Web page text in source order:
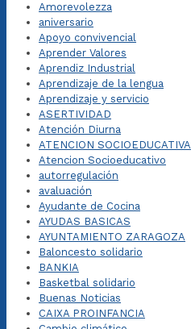
Amorevolezza
aniversario
Apoyo convivencial
Aprender Valores
Aprendiz Industrial
Aprendizaje de la lengua
Aprendizaje y servicio
ASERTIVIDAD
Atención Diurna
ATENCION SOCIOEDUCATIVA
Atencion Socioeducativo
autorregulación
avaluación
Ayudante de Cocina
AYUDAS BASICAS
AYUNTAMIENTO ZARAGOZA
Baloncesto solidario
BANKIA
Basketbal solidario
Buenas Noticias
CAIXA PROINFANCIA